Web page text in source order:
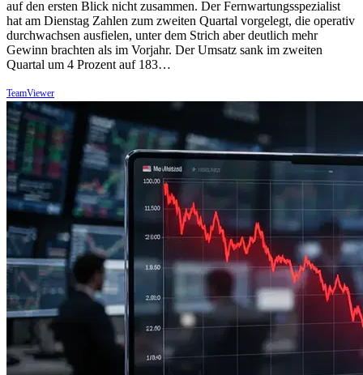
auf den ersten Blick nicht zusammen. Der Fernwartungsspezialist
hat am Dienstag Zahlen zum zweiten Quartal vorgelegt, die operativ
durchwachsen ausfielen, unter dem Strich aber deutlich mehr
Gewinn brachten als im Vorjahr. Der Umsatz sank im zweiten
Quartal um 4 Prozent auf 183…
TeamViewer